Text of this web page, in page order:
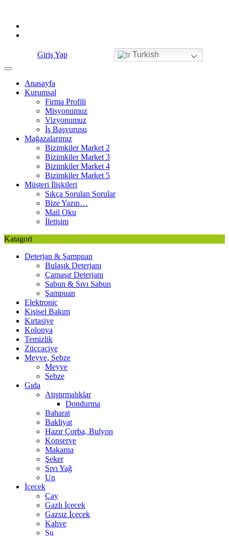
content
Giriş Yap Turkish
Anasayfa
Kurumsal
Firma Profili
Misyonumuz
Vizyonumuz
İş Başvurusu
Mağazalarımız
Bizimkiler Market 2
Bizimkiler Market 3
Bizimkiler Market 4
Bizimkiler Market 5
Müşteri İlişkileri
Sıkça Sorulan Sorular
Bize Yazın…
Mail Oku
İletişim
Katagori
Deterjan & Şampuan
Bulaşık Deterjanı
Çamaşır Deterjanı
Sabun & Sıvı Sabun
Şampuan
Elektronic
Kişisel Bakım
Kırtasiye
Kolonya
Temizlik
Züccaciye
Meyve, Sebze
Meyve
Sebze
Gıda
Atıştırmalıklar
Dondurma
Baharat
Bakliyat
Hazır Çorba, Bulyon
Konserve
Makarna
Şeker
Sıvı Yağ
Un
İçecek
Çay
Gazlı İçecek
Gazsız İçecek
Kahve
Su